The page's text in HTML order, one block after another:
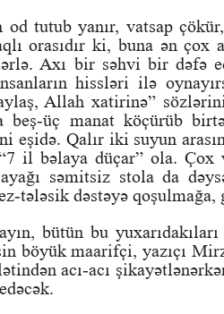
od tutub yanır, vatsap
orasıdır ki, buna ən çox
Axı bir səhvi bir dəfə
hissləri ilə
Allah xatirinə” sözlərini
beş-üç manat köçürüb
eşidə. Qalır iki suyun
il bəlaya düçar” ola. Çox
səmitsiz stola da
tələsik dəstəyə qoşulmağa,
bütün bu
böyük maarifçi, yazıçı
acı-acı